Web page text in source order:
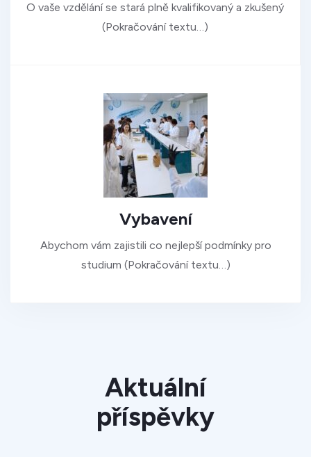
O vaše vzdělání se stará plně kvalifikovaný a zkušený
(Pokračování textu…)
Vybavení
Abychom vám zajistili co nejlepší podmínky pro
studium (Pokračování textu…)
Aktuální
příspěvky